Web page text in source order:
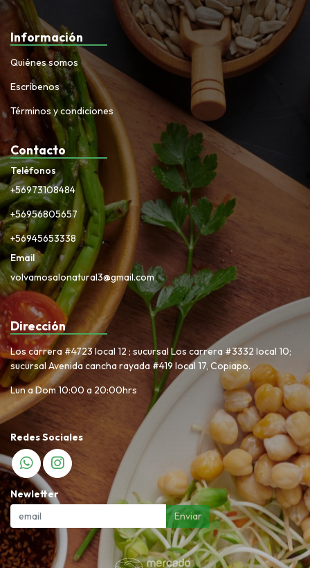
Información
Quiénes somos
Escríbenos
Términos y condiciones
Contacto
Teléfonos
+56973108484
+56956805657
+56945653338
Email
volvamosalonatural3@gmail.com
Dirección
Los carrera #4723 local 12 ; sucursal Los carrera #3332 local 10;
sucursal Avenida cancha rayada #419 local 17, Copiapo.
Lun a Dom 10:00 a 20:00hrs
Redes Sociales
Newletter
Enviar